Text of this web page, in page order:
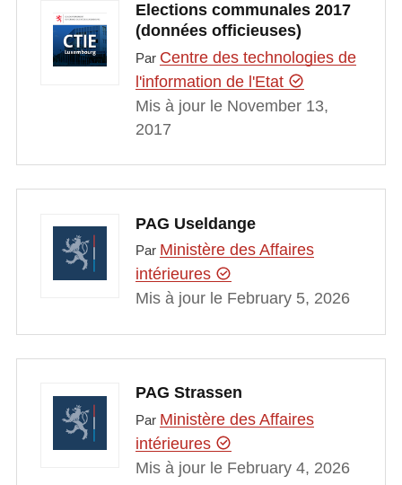
Elections communales 2017
(données officieuses)
Par Centre des technologies de
l'information de l'Etat
Mis à jour le November 13,
2017
PAG Useldange
Par Ministère des Affaires
intérieures
Mis à jour le February 5, 2026
PAG Strassen
Par Ministère des Affaires
intérieures
Mis à jour le February 4, 2026